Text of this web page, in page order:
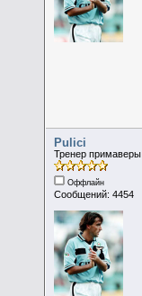
Pulici
Тренер примаверы
Оффлайн
Сообщений: 4454